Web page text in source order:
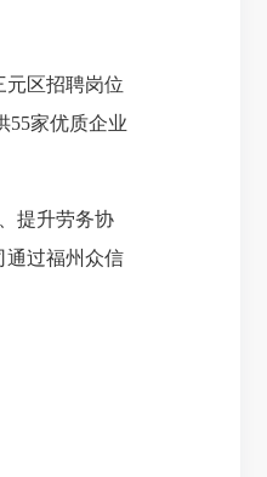
元区招聘岗位
55家优质企业
提升劳务协
通过福州众信